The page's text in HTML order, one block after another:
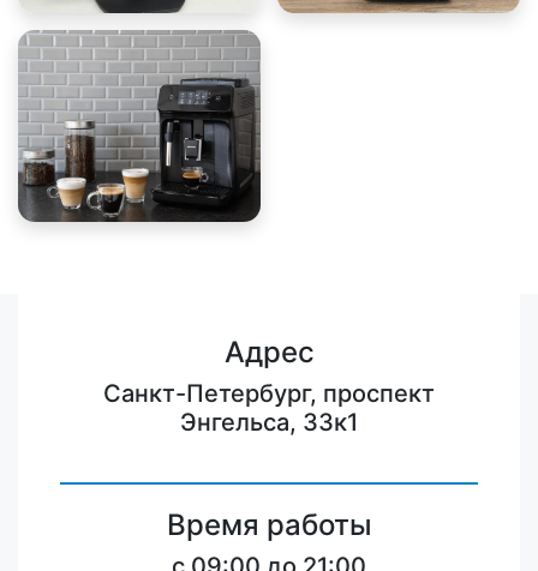
Адрес
Санкт-Петербург, проспект
Энгельса, 33к1
Время работы